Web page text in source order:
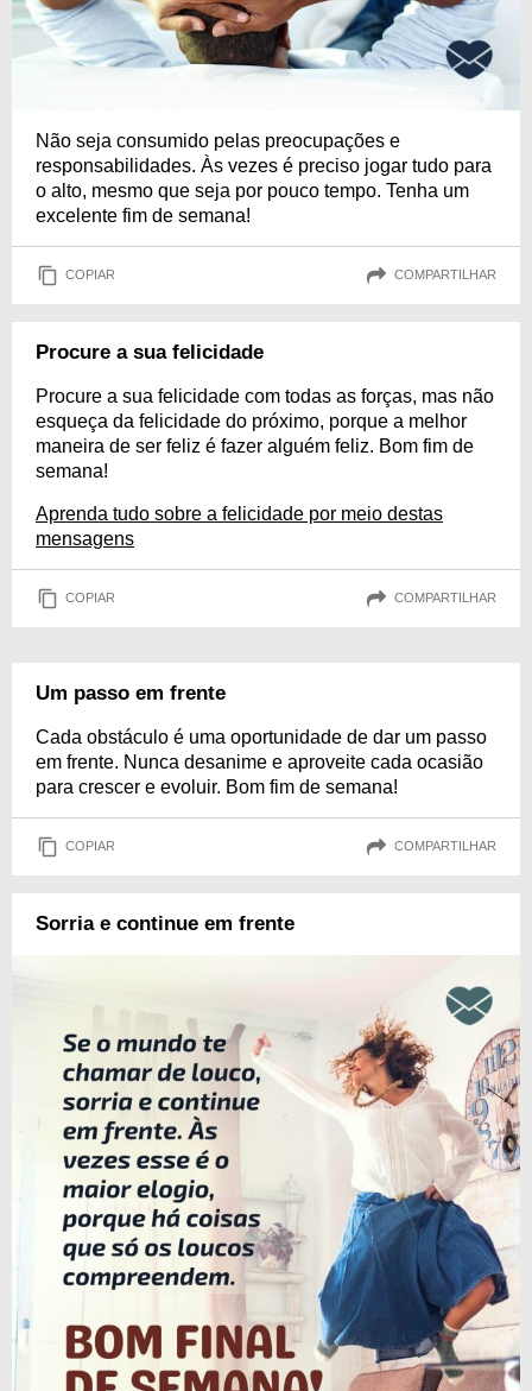
Não seja consumido pelas preocupações e
responsabilidades. Às vezes é preciso jogar tudo para
o alto, mesmo que seja por pouco tempo. Tenha um
excelente fim de semana!
COPIAR COMPARTILHAR
Procure a sua felicidade
Procure a sua felicidade com todas as forças, mas não
esqueça da felicidade do próximo, porque a melhor
maneira de ser feliz é fazer alguém feliz. Bom fim de
semana!
Aprenda tudo sobre a felicidade por meio destas
mensagens
COPIAR COMPARTILHAR
Um passo em frente
Cada obstáculo é uma oportunidade de dar um passo
em frente. Nunca desanime e aproveite cada ocasião
para crescer e evoluir. Bom fim de semana!
COPIAR COMPARTILHAR
Sorria e continue em frente